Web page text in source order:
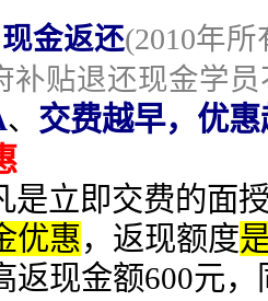
现金返还(2010年
补贴退还现金学
、 交费越早，优
立即交费的面
优惠 ，返现额度
返现金额600元